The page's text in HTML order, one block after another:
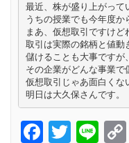
最近、株が盛り上がって
うちの授業でも今年度
まあ、仮想取引ですけど
取引は実際の銘柄と値動
儲けることも大事ですが
その企業がどんな事業
仮想取引じゃあ面白くな
明日は大久保さんです。
Facebook
Twitter
Line